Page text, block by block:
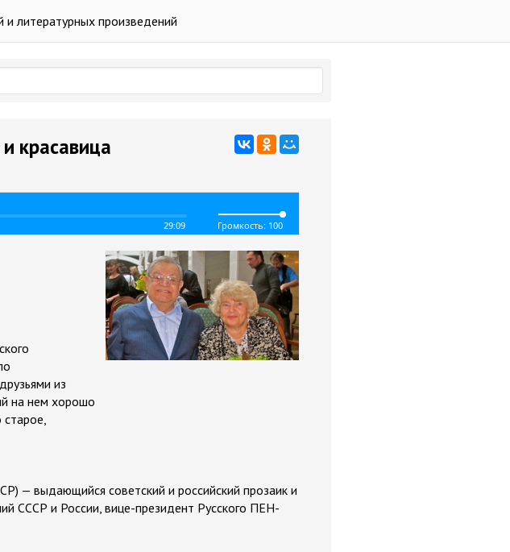
и литературных произведений
красавица
29:09 Громкость: 100
из
на нем хорошо
старое,
— выдающийся советский и российский прозаик и
СССР и России, вице-президент Русского ПЕН-